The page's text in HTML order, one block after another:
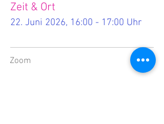
Zeit & Ort
22. Juni 2026, 16:00 - 17:00 Uhr
Zoom